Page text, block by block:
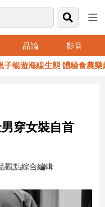
品論 影音
遊海線生態 體驗食農樂趣
男穿女裝自首
觀點綜合編輯